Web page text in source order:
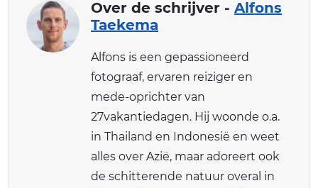
Over de schrijver - Alfons
Taekema
Alfons is een gepassioneerd
fotograaf, ervaren reiziger en
mede-oprichter van
27vakantiedagen. Hij woonde o.a.
in Thailand en Indonesië en weet
alles over Azië, maar adoreert ook
de schitterende natuur overal in